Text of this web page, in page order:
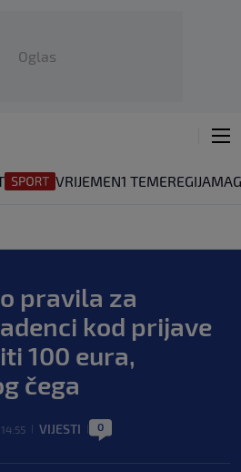
Oglas
VRIJEMEN1 TEMEREGIJA
pravila za
kod prijave
100 eura,
čega
VIJESTI 0